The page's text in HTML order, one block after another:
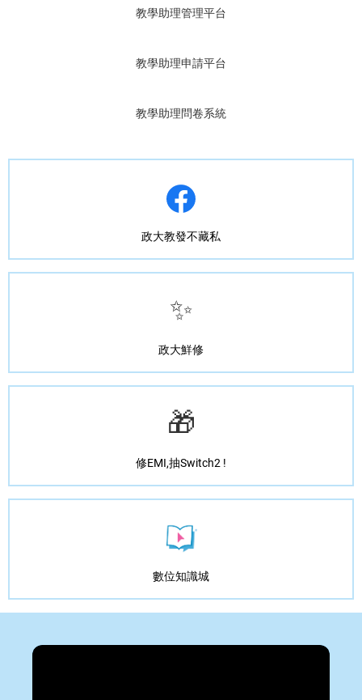
教學助理管理平台
教學助理申請平台
教學助理問卷系統
政大教發不藏私
✨
政大鮮修
🎁
修EMI,抽Switch2 !
數位知識城